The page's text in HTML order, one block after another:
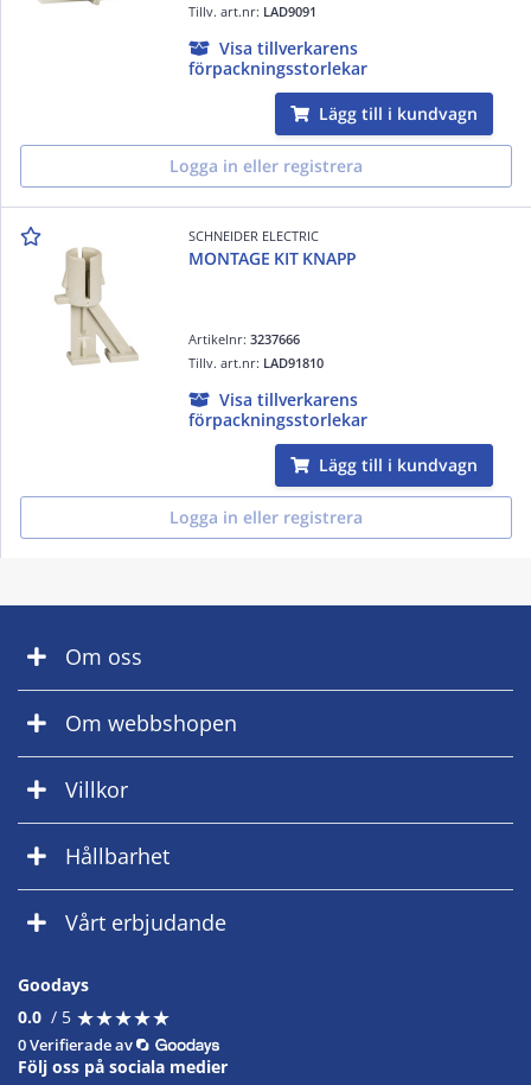
Tillv. art.nr: LAD9091
Visa tillverkarens
förpackningsstorlekar
Lägg till i kundvagn
Logga in eller registrera
SCHNEIDER ELECTRIC
MONTAGE KIT KNAPP
Artikelnr:3237666
Tillv. art.nr: LAD91810
Visa tillverkarens
förpackningsstorlekar
Lägg till i kundvagn
Logga in eller registrera
Om oss
Om webbshopen
Villkor
Hållbarhet
Vårt erbjudande
Goodays
0.0 / 5 ★★★★★
★★★★★
0 Verifierade av
Följ oss på sociala medier